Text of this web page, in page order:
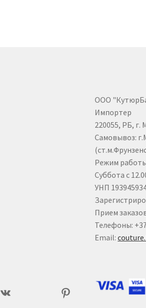
ВКонтакте Pinterest
ООО
Импортер
220055, РБ, г.
Самовывоз:
Режим
Суббота с
УНП
Прием
Телефоны:
Email: